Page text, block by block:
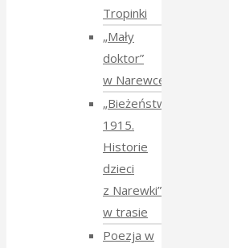
Tropinki
„Mały
doktor”
w Narewce
„Bieżeństwo
1915.
Historie
dzieci
z Narewki”
w trasie
Poezja w